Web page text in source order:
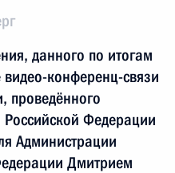
данного по итогам
конференц-связи
проведённого
Федерации
Администрации
Дмитрием